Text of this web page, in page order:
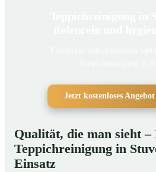
Jetzt kostenloses
Qualität, die man sieht
Teppichreinigung in
Einsatz